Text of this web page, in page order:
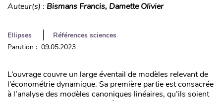
Auteur(s) : Bismans Francis, Damette Olivier
Ellipses
Références sciences
Parution : 09.05.2023
L’ouvrage couvre un large éventail de modèles relevant de
l’économétrie dynamique. Sa première partie est consacrée
à l’analyse des modèles canoniques linéaires, qu’ils soient